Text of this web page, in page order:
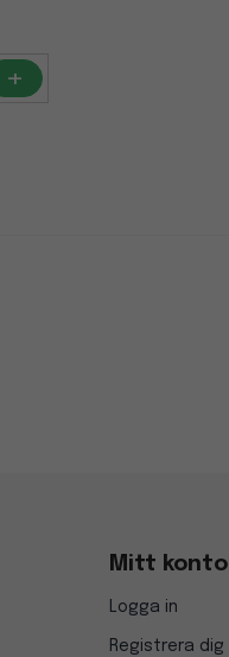
+
Mitt konto
Logga in
Registrera dig